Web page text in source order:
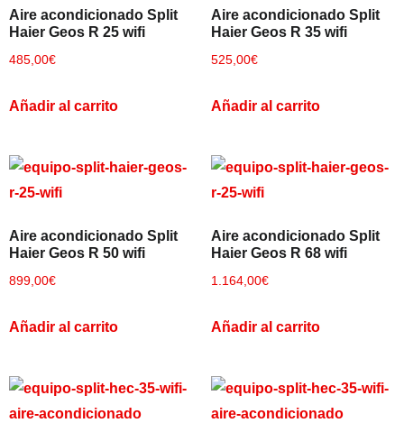
Empieza a escribir para ver resultados.
Aire acondicionado Split
Haier Geos R 25 wifi
485,00€
Añadir al carrito
Aire acondicionado Split
Haier Geos R 35 wifi
525,00€
Añadir al carrito
Aire acondicionado Split
Haier Geos R 50 wifi
899,00€
Añadir al carrito
Aire acondicionado Split
Haier Geos R 68 wifi
1.164,00€
Añadir al carrito